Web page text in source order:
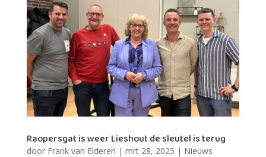
Raopersgat is weer Lieshout de sleutel is terug
door Frank van Elderen | mrt 28, 2025 | Nieuws